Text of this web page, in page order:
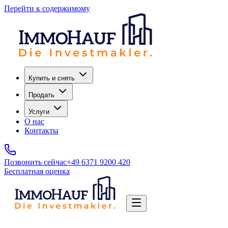
Перейти к содержимому
Купить и снять
Продать
Услуги
О нас
Контакты
Позвонить сейчас+49 6371 9200 420
Бесплатная оценка